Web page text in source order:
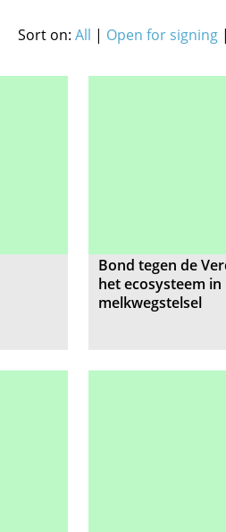
Sort on: All | Open for signing |
Bond tegen de
het ecosysteem in
melkwegstelsel